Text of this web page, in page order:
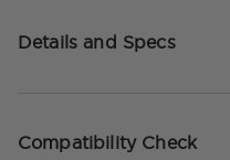
Details and Specs
Compatibility Check